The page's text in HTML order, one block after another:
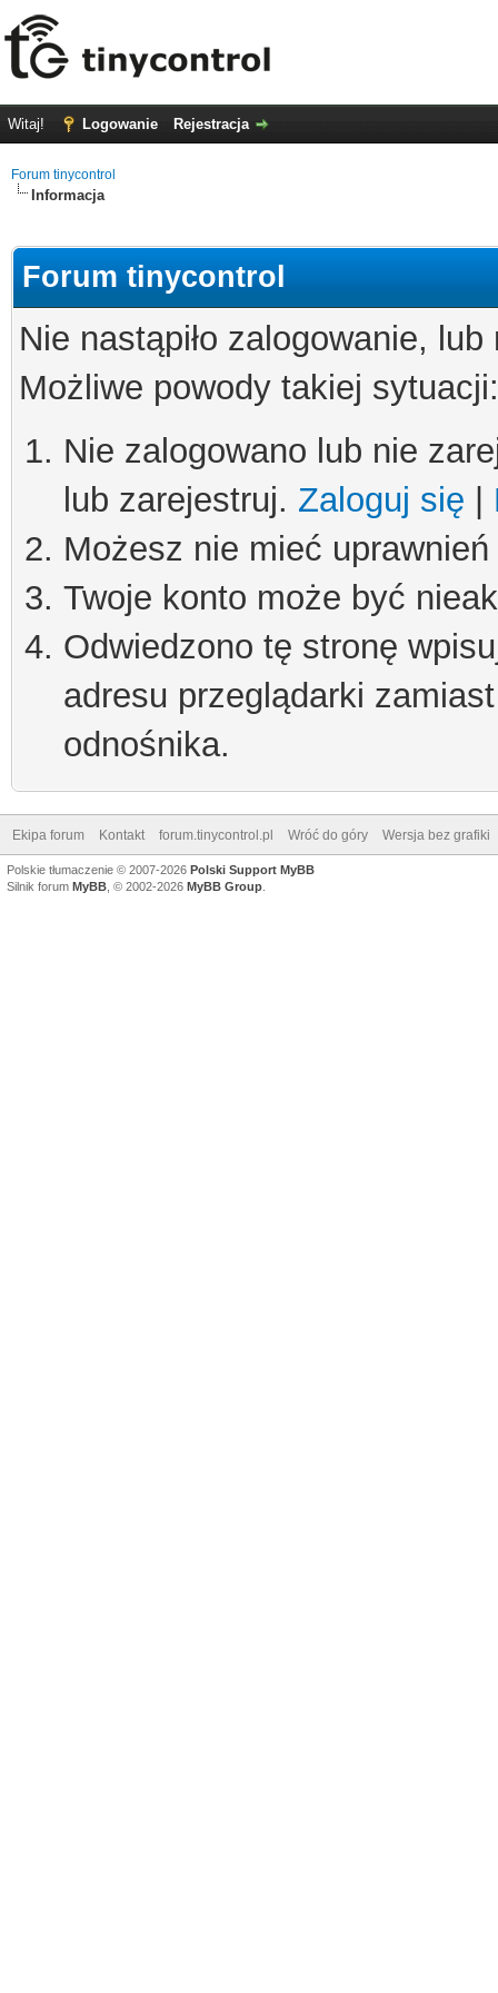
Witaj! Logowanie Rejestracja
Forum tinycontrol
Informacja
Forum tinycontrol
Nie nastąpiło zalogowanie,
Możliwe powody takiej sytuacji:
Nie zalogowano lub nie
lub zarejestruj. Zaloguj się
Możesz nie mieć
Twoje konto może być
Odwiedzono tę stronę
adresu przeglądarki
odnośnika.
Ekipa forum Kontakt forum.tinycontrol.pl Wróć do góry Wersja bez grafiki
Polskie tłumaczenie © 2007-2026 Polski Support MyBB
Silnik forum MyBB , © 2002-2026 MyBB Group